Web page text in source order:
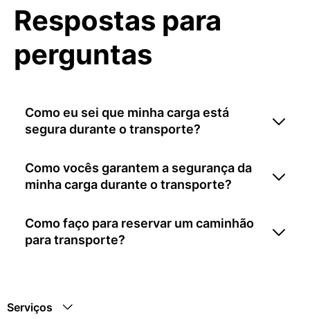
Respostas para
perguntas
Como eu sei que minha carga está
segura durante o transporte?
Como vocês garantem a segurança da
minha carga durante o transporte?
Como faço para reservar um caminhão
para transporte?
Serviços